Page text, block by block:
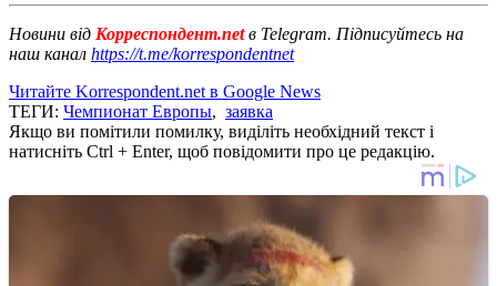
Новини від Корреспондент.netв Telegram. Підписуйтесь на
наш канал https://t.me/korrespondentnet
Читайте Korrespondent.net в Google News
ТЕГИ: Чемпионат Европы, заявка
Якщо ви помітили помилку, виділіть необхідний текст і
натисніть Ctrl + Enter, щоб повідомити про це редакцію.